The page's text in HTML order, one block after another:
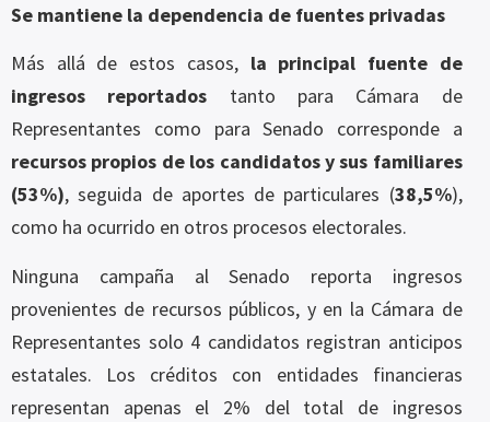
Se mantiene la dependencia de fuentes privadas
Más allá de estos casos, la principal fuente de
ingresos reportados tanto para Cámara de
Representantes como para Senado corresponde a
recursos propios de los candidatos y sus familiares
(53%), seguida de aportes de particulares (38,5%),
como ha ocurrido en otros procesos electorales.
Ninguna campaña al Senado reporta ingresos
provenientes de recursos públicos, y en la Cámara de
Representantes solo 4 candidatos registran anticipos
estatales. Los créditos con entidades financieras
representan apenas el 2% del total de ingresos